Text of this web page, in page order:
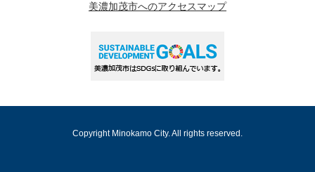
美濃加茂市へのアクセスマップ
Copyright Minokamo City. All rights reserved.